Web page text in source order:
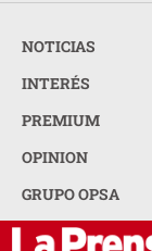
NOTICIAS
INTERÉS
PREMIUM
OPINION
GRUPO OPSA